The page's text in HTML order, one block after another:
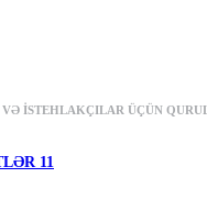
ISTEHLAKÇILAR ÜÇÜN
11